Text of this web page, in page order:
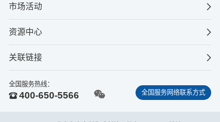
市场活动
资源中心
关联链接
全国服务热线：
400-650-5566 全国服务网络联系方式